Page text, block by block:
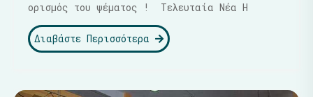
ορισμός του ψέματος ! Τελευταία Νέα Η
Διαβάστε Περισσότερα